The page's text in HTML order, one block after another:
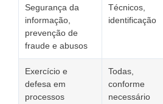
Segurança da
informação,
prevenção de
fraude e abusos
Técnicos,
identificação
Exercício e
defesa em
processos
Todas,
conforme
necessário